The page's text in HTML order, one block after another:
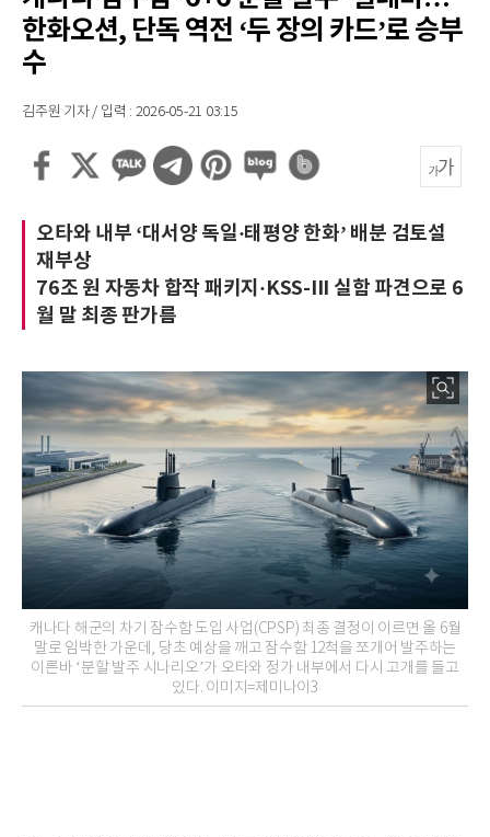
한화오션, 단독 역전 ‘두 장의 카드’로 승부
수
김주원 기자 / 입력 : 2026-05-21 03:15
오타와 내부 ‘대서양 독일·태평양 한화’ 배분 검토설
재부상
76조 원 자동차 합작 패키지·KSS-III 실함 파견으로 6
월 말 최종 판가름
캐나다 해군의 차기 잠수함 도입 사업(CPSP) 최종 결정이 이르면 올 6월
말로 임박한 가운데, 당초 예상을 깨고 잠수함 12척을 쪼개어 발주하는
이른바 ‘분할 발주 시나리오’가 오타와 정가 내부에서 다시 고개를 들고
있다. 이미지=제미나이3